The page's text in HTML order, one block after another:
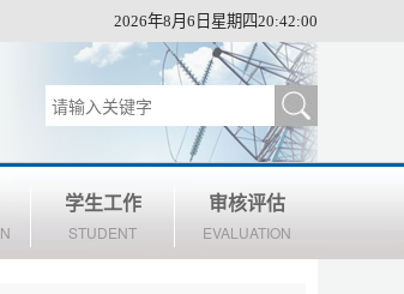
2026年8月6日星期四20:42:01
学生工作
STUDENT
审核评估
EVALUATION